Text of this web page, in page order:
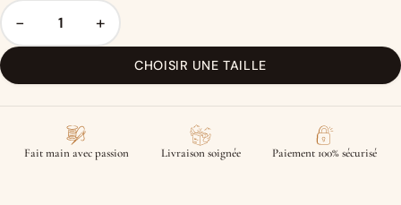
− +
CHOISIR UNE TAILLE
Fait main avec passion Livraison soignée Paiement 100% sécurisé